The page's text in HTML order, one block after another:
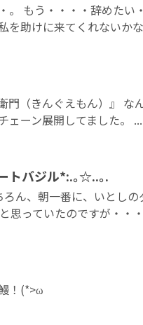
もう・・・・辞めたい
を助けに来てくれないか
門（きんぐえもん）』 な
ェーン展開してました。 ...
トバジル*:.｡☆..｡.
ん、朝一番に、いとしの
思っていたのですが・・
！(*>ω